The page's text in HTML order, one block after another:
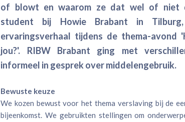
of blowt en waarom ze dat wel of niet
student bij Howie Brabant in
ervaringsverhaal tijdens de thema-avond
jou?'. RIBW Brabant ging met
informeel in gesprek over middelengebruik.
Bewuste keuze
We kozen bewust voor het thema verslaving bij de
bijeenkomst. We gebruikten stellingen om